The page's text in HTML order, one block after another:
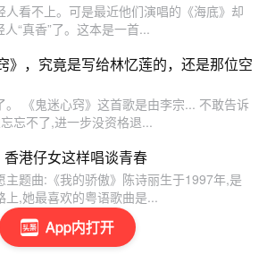
App内打开
人看不上。可是最近他们演唱的《海底》却
“真香”了。这本是一首...
》，究竟是写给林忆莲的，还是那位空
。 《鬼迷心窍》这首歌是由李宗... 不敢告诉
忘不了,进一步没资格退...
香港仔女这样唱谈青春
主题曲:《我的骄傲》陈诗丽生于1997年,是
上,她最喜欢的粤语歌曲是...